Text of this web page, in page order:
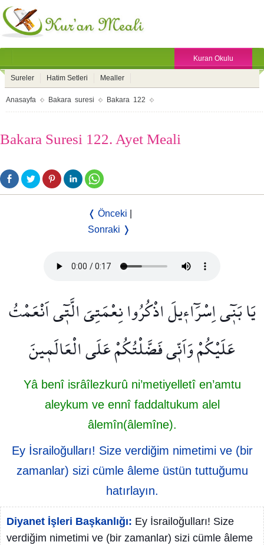
Kuran Okulu
Sureler Hatim Setleri Mealler
Anasayfa Bakara suresi Bakara 122
Bakara Suresi 122. Ayet Meali
❬ Önceki
Sonraki ❭
يَا بَن۪ٓي اِسْرَٓاء۪يلَ اذْكُرُوا نِعْمَتِيَ الَّت۪ٓي اَنْعَمْتُ
عَلَيْكُمْ وَاَنّ۪ي فَضَّلْتُكُمْ عَلَى الْعَالَم۪ينَ
Yâ benî isrâîlezkurû ni’metiyelletî en’amtu
aleykum ve ennî faddaltukum alel
âlemîn(âlemîne).
Ey İsrailoğulları! Size verdiğim nimetimi ve (bir
zamanlar) sizi cümle âleme üstün tuttuğumu
hatırlayın.
Diyanet İşleri Başkanlığı: Ey İsrailoğulları! Size
verdiğim nimetimi ve (bir zamanlar) sizi cümle âleme